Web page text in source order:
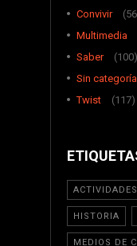
Convivir
Multimedia
Saber
(100)
Sin categoría
Twist
(117)
ACTIVIDADES
HISTORIA
MEDIOS DE